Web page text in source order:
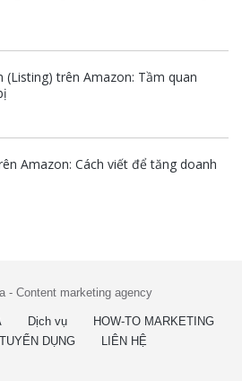
trên Amazon: Tầm quan
Amazon: Cách viết để tăng doanh
- Content marketing agency
Dịch vụ
HOW-TO MARKETING
TUYỂN DỤNG LIÊN HỆ